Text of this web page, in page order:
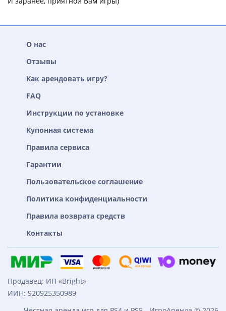
О нас
Отзывы
Как арендовать игру?
FAQ
Инструкции по установке
Купонная система
Правила сервиса
Гарантии
Пользовательское соглашение
Политика конфиденциальности
Правила возврата средств
Контакты
Продавец: ИП «Bright»
ИИН: 920925350989